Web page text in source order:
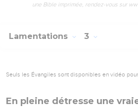
une Bible imprimée, rendez-vous sur
Lamentations 3
Seuls les Évangiles sont disponibles en vidéo pour
En pleine détresse une